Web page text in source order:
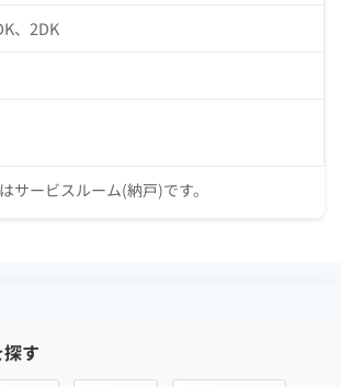
、2DK
サービスルーム(納戸)です。
す